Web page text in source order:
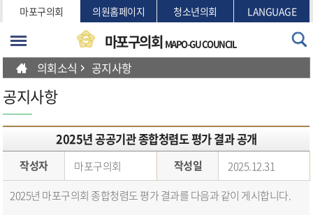
본문바로가기
마포구의회 의원홈페이지 청소년의회 LANGUAGE
마포구의회 MAPO-GU COUNCIL
의회소식 공지사항
공지사항
2025년 공공기관 종합청렴도 평가 결과 공개
작성자 마포구의회 작성일
2025.12.31
2025년 마포구의회 종합청렴도 평가 결과를 다음과 같이 게시합니다.